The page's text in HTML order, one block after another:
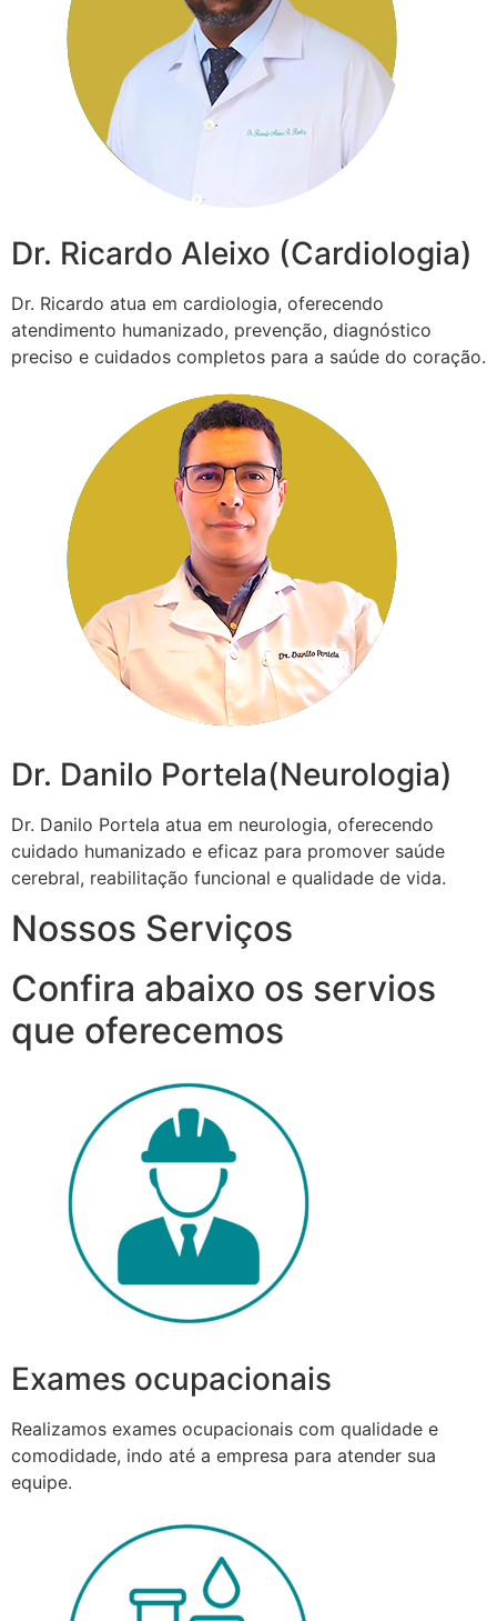
Dr. Ricardo Aleixo (Cardiologia)
Dr. Ricardo atua em cardiologia, oferecendo
atendimento humanizado, prevenção, diagnóstico
preciso e cuidados completos para a saúde do coração.
Dr. Danilo Portela(Neurologia)
Dr. Danilo Portela atua em neurologia, oferecendo
cuidado humanizado e eficaz para promover saúde
cerebral, reabilitação funcional e qualidade de vida.
Nossos Serviços
Confira abaixo os servios
que oferecemos
Exames ocupacionais
Realizamos exames ocupacionais com qualidade e
comodidade, indo até a empresa para atender sua
equipe.